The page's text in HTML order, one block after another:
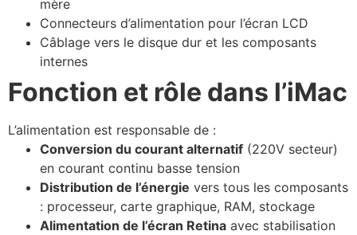
mère
Connecteurs d’alimentation pour l’écran LCD
Câblage vers le disque dur et les composants
internes
Fonction et rôle dans l’iMac
L’alimentation est responsable de :
Conversion du courant alternatif (220V secteur)
en courant continu basse tension
Distribution de l’énergie vers tous les composants
: processeur, carte graphique, RAM, stockage
Alimentation de l’écran Retina avec stabilisation